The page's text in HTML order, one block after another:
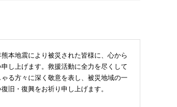
本地震により被災された皆様に、心から
申し上げます。救援活動に全力を尽くして
ゃる方々に深く敬意を表し、被災地域の一
復旧・復興をお祈り申し上げます。